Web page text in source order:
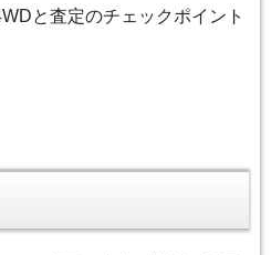
と査定のチェックポイント